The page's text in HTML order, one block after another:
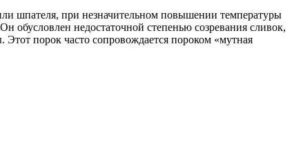
шпателя, при незначительном повышении температуры
обусловлен недостаточной степенью созревания сливок,
порок часто сопровождается пороком «мутная